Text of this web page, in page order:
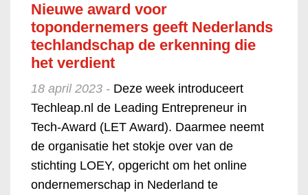
Nieuwe award voor
topondernemers geeft Nederlands
techlandschap de erkenning die
het verdient
18 april 2023 - Deze week introduceert
Techleap.nl de Leading Entrepreneur in
Tech-Award (LET Award). Daarmee neemt
de organisatie het stokje over van de
stichting LOEY, opgericht om het online
ondernemerschap in Nederland te